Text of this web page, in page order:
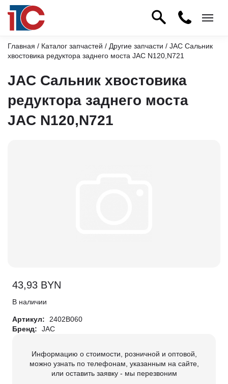
Главная / Каталог запчастей / Другие запчасти / JAC Сальник
хвостовика редуктора заднего моста JAC N120,N721
JAC Сальник хвостовика
редуктора заднего моста
JAC N120,N721
43,93 BYN
В наличии
Артикул:
2402B060
Бренд:
JAC
Информацию о стоимости, розничной и оптовой,
можно узнать по телефонам, указанным на сайте,
или оставить заявку - мы перезвоним